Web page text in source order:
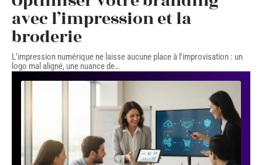
avec l’impression et la
broderie
L'impression numérique ne laisse aucune place à l'improvisation : un
logo mal aligné, une nuance de…